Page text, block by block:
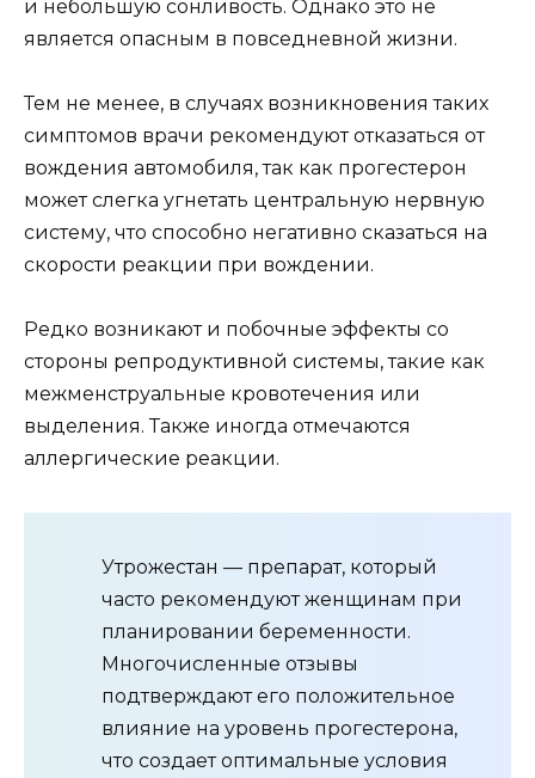
и небольшую сонливость. Однако это не
является опасным в повседневной жизни.
Тем не менее, в случаях возникновения таких
симптомов врачи рекомендуют отказаться от
вождения автомобиля, так как прогестерон
может слегка угнетать центральную нервную
систему, что способно негативно сказаться на
скорости реакции при вождении.
Редко возникают и побочные эффекты со
стороны репродуктивной системы, такие как
межменструальные кровотечения или
выделения. Также иногда отмечаются
аллергические реакции.
Утрожестан — препарат, который
часто рекомендуют женщинам при
планировании беременности.
Многочисленные отзывы
подтверждают его положительное
влияние на уровень прогестерона,
что создает оптимальные условия